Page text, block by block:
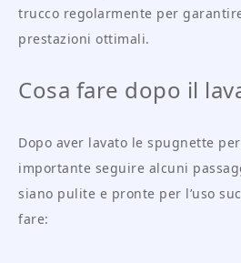
trucco regolarmente per
prestazioni ottimali.
Cosa fare dopo il
Dopo aver lavato le spugnette
importante seguire alcuni
siano pulite e pronte per l’uso
fare: